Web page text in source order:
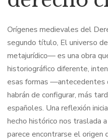
$76,11.
Orígenes medievales del
segundo título, El universo
metajurídico— es una obra
historiográfico diferente,
esas formas
habrán de configurar, más
españoles. Una reflexión
hecho histórico nos traslada
parece encontrarse el origen